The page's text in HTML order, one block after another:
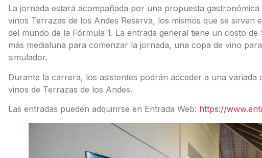
La jornada estará acompañada por una propuesta
vinos Terrazas de los Andes Reserva, los mismos que se sirven
del mundo de la Fórmula 1. La entrada general tiene un costo
más medialuna para comenzar la jornada, una copa de vino
simulador.
Durante la carrera, los asistentes podrán acceder a una
vinos de Terrazas de los Andes.
Las entradas pueden adquirirse en Entrada Web: https://